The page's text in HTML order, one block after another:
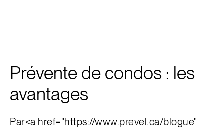
Prévente de condos : les
avantages
Par<a href="https://www.prevel.ca/blogue"